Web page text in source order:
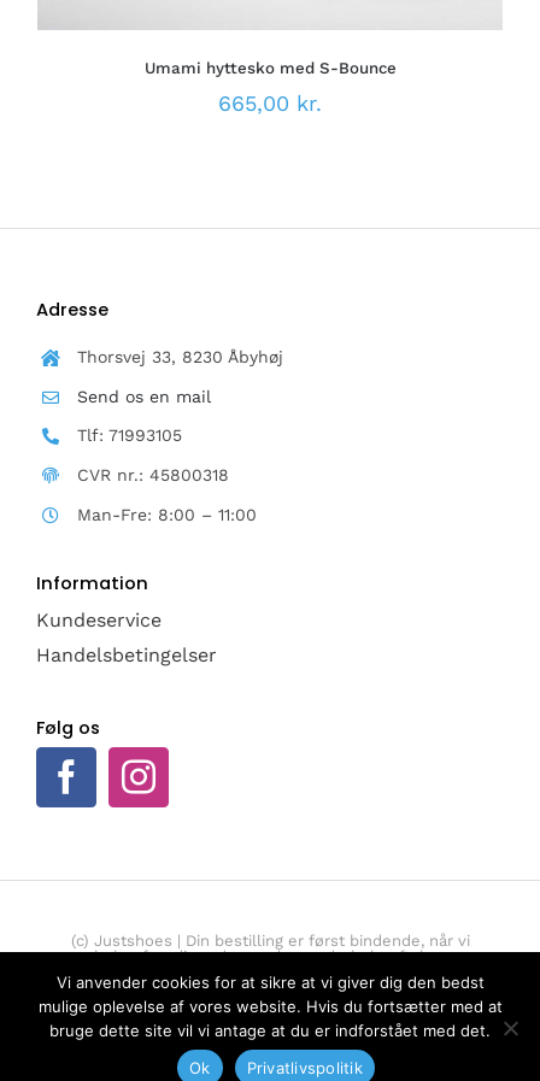
VÆLGES
VARESIDEN
Umami hyttesko med S-Bounce
665,00 kr.
Adresse
Thorsvej 33, 8230 Åbyhøj
Send os en mail
Tlf: 71993105
CVR nr.: 45800318
Man-Fre: 8:00 – 11:00
Information
Kundeservice
Handelsbetingelser
Følg os
(c) Justshoes | Din bestilling er først bindende, når vi
bekræfter din ordre med en ordrebekræftelse.
Trustpilot
Vi anvender cookies for at sikre at vi giver dig den bedst
mulige oplevelse af vores website. Hvis du fortsætter med at
bruge dette site vil vi antage at du er indforstået med det.
Ok
Privatlivspolitik